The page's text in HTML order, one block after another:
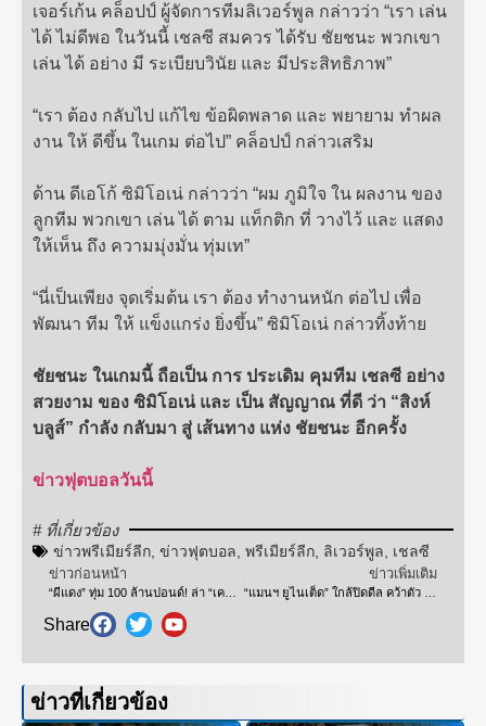
Share
เจอร์เก้น คล็อปป์ ผู้จัดการทีมลิเวอร์พูล กล่าวว่า “เรา เล่น
ได้ ไม่ดีพอ ในวันนี้ เชลซี สมควร ได้รับ ชัยชนะ พวกเขา
เล่น ได้ อย่าง มี ระเบียบวินัย และ มีประสิทธิภาพ”
“เรา ต้อง กลับไป แก้ไข ข้อผิดพลาด และ พยายาม ทำผล
งาน ให้ ดีขึ้น ในเกม ต่อไป” คล็อปป์ กล่าวเสริม
ด้าน ดีเอโก้ ซิมิโอเน่ กล่าวว่า “ผม ภูมิใจ ใน ผลงาน ของ
ลูกทีม พวกเขา เล่น ได้ ตาม แท็กติก ที่ วางไว้ และ แสดง
ให้เห็น ถึง ความมุ่งมั่น ทุ่มเท”
“นี่เป็นเพียง จุดเริ่มต้น เรา ต้อง ทำงานหนัก ต่อไป เพื่อ
พัฒนา ทีม ให้ แข็งแกร่ง ยิ่งขึ้น” ซิมิโอเน่ กล่าวทิ้งท้าย
ชัยชนะ ในเกมนี้ ถือเป็น การ ประเดิม คุมทีม เชลซี อย่าง
สวยงาม ของ ซิมิโอเน่ และ เป็น สัญญาณ ที่ดี ว่า “สิงห์
บลูส์” กำลัง กลับมา สู่ เส้นทาง แห่ง ชัยชนะ อีกครั้ง
ข่าวฟุตบอลวันนี้
# ที่เกี่ยวข้อง
ข่าวพรีเมียร์ลีก ข่าวฟุตบอล พรีเมียร์ลีก ลิเวอร์พูล เชลซี
ข่าวก่อนหน้า ข่าวเพิ่มเติม
ข่าวที่เกี่ยวข้อง